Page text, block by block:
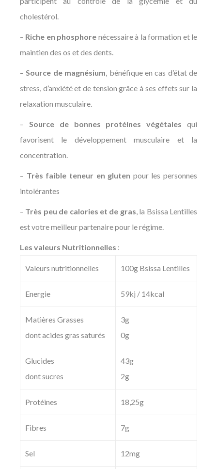
cholestérol.
– Riche en phosphore nécessaire à la formation et le
maintien des os et des dents.
–Source de magnésium, bénéfique en cas d’état de
stress, d’anxiété et de tension grâce à ses effets sur la
relaxation musculaire.
– Source de bonnes protéines végétales qui
favorisent le développement musculaire et la
concentration.
– Très faible teneur en gluten pour les personnes
intolérantes
– Très peu de calories et de gras, la Bsissa Lentilles
est votre meilleur partenaire pour le régime.
Les valeurs Nutritionnelles :
Valeurs nutritionnelles 100g Bsissa Lentilles
Energie 59kj / 14kcal
Matières Grasses
dont acides gras saturés
3g
0g
Glucides
dont sucres
43g
2g
Protéines 18,25g
Fibres 7g
Sel 12mg